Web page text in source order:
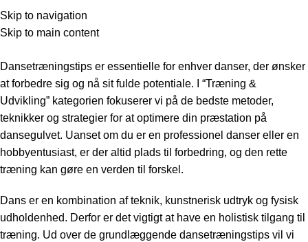
Skip to navigation
Skip to main content
Træning & Udvikling
Dansetræningstips er essentielle for enhver danser, der ønsker
at forbedre sig og nå sit fulde potentiale. I “Træning &
Udvikling” kategorien fokuserer vi på de bedste metoder,
teknikker og strategier for at optimere din præstation på
dansegulvet. Uanset om du er en professionel danser eller en
hobbyentusiast, er der altid plads til forbedring, og den rette
træning kan gøre en verden til forskel.
Dans er en kombination af teknik, kunstnerisk udtryk og fysisk
udholdenhed. Derfor er det vigtigt at have en holistisk tilgang til
træning. Ud over de grundlæggende dansetræningstips vil vi